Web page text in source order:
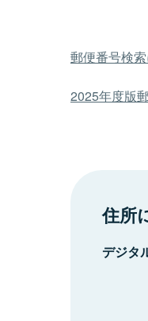
郵便番号検
2025年度版
住所
デジタ